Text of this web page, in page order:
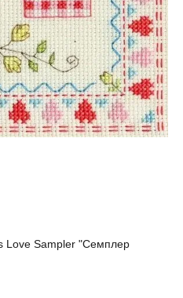
Love Sampler "Семплер